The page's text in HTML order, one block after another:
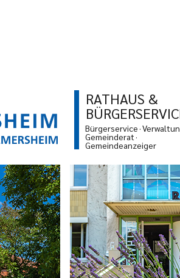
RATHAUS &
Bürgerservice
Gemeinderat
Gemeindeanzeiger